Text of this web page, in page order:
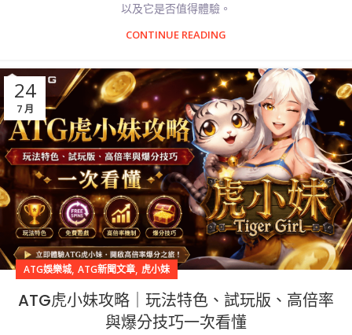
以及它是否值得體驗。
CONTINUE READING
24
7 月
ATG娛樂城, ATG新聞文章, 虎小妹
ATG虎小妹攻略｜玩法特色、試玩版、高倍率
與爆分技巧一次看懂